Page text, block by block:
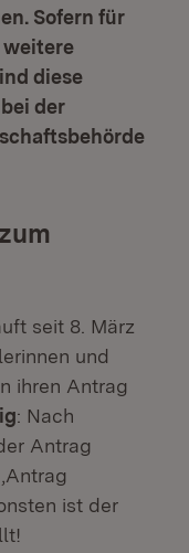
Sofern für
weitere
diese
der
seit 8. März
und
ihren Antrag
: Nach
Antrag
ist der